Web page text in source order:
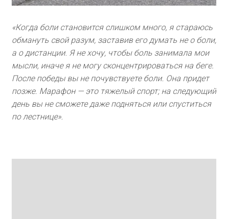
«Когда боли становится слишком много, я стараюсь
обмануть свой разум, заставив его думать не о боли,
а о дистанции. Я не хочу, чтобы боль занимала мои
мысли, иначе я не могу сконцентрироваться на беге.
После победы вы не почувствуете боли. Она придет
позже. Марафон — это тяжелый спорт; на следующий
день вы не сможете даже подняться или спуститься
по лестнице».